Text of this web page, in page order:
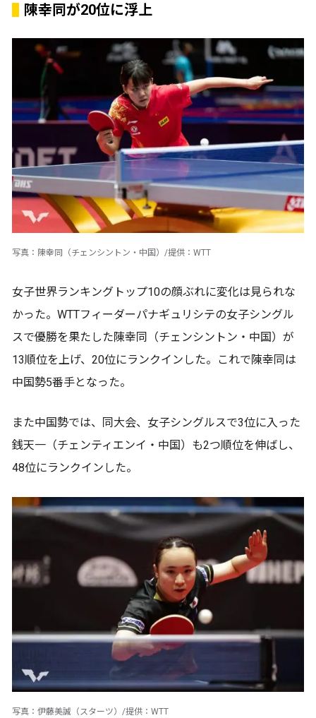
陳幸同が20位に浮上
写真：陳幸同（チェンシントン・中国）/提供：WTT
女子世界ランキングトップ10の顔ぶれに変化は見られな
かった。WTTフィーダーパナギュリシテの女子シングル
スで優勝を果たした陳幸同（チェンシントン・中国）が
13順位を上げ、20位にランクインした。これで陳幸同は
中国勢5番手となった。
また中国勢では、同大会、女子シングルスで3位に入った
銭天一（チェンティエンイ・中国）も2つ順位を伸ばし、
48位にランクインした。
写真：伊藤美誠（スターツ）/提供：WTT